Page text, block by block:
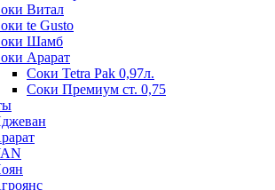
Витал
te Gusto
Шамб
Арарат
Соки Tetra Pak 0,97л.
Соки Премиум ст. 0,75